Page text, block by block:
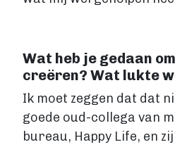
Wat heb je gedaan
creëren? Wat lukte
Ik moet zeggen dat dat
goede oud-collega van
bureau, Happy Life, en